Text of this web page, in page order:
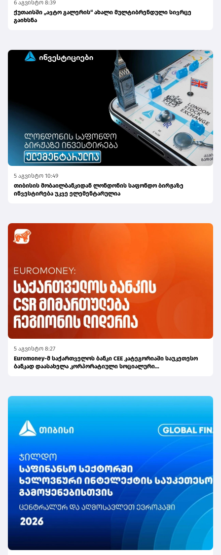
6 აგვისტო 8:39
ქუთაისში „ავტო გალერის“ ახალი მულტიბრენდული სივრცე
გაიხსნა
5 აგვისტო 10:49
თიბისის მობაილბანკიდან ლონდონის საფონდო ბირჟაზე
ინვესტირება უკვე ელემენტარულია
5 აგვისტო 8:27
Euromoney-მ საქართველოს ბანკი CEE კატეგორიაში საუკეთესო
ბანკად დაასახელა კორპორატიული სოციალური